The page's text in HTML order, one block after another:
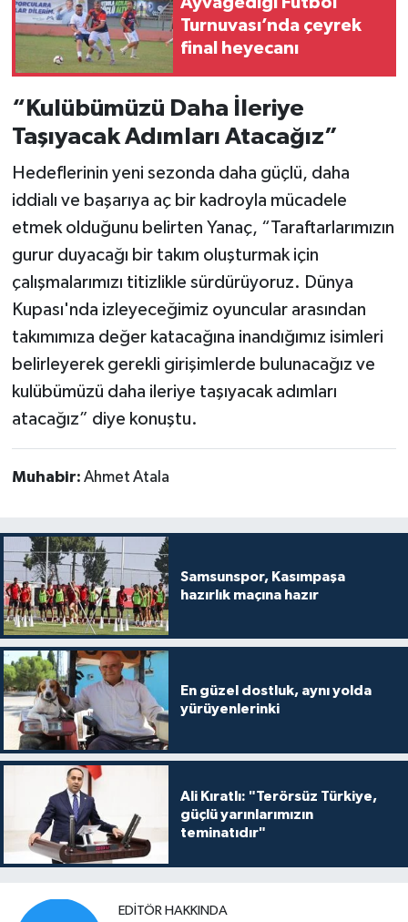
Turnuvası’nda çeyrek
final heyecanı
“Kulübümüzü Daha İleriye
Taşıyacak Adımları Atacağız”
Hedeflerinin yeni sezonda daha güçlü, daha
iddialı ve başarıya aç bir kadroyla mücadele
etmek olduğunu belirten Yanaç, “Taraftarlarımızın
gurur duyacağı bir takım oluşturmak için
çalışmalarımızı titizlikle sürdürüyoruz. Dünya
Kupası'nda izleyeceğimiz oyuncular arasından
takımımıza değer katacağına inandığımız isimleri
belirleyerek gerekli girişimlerde bulunacağız ve
kulübümüzü daha ileriye taşıyacak adımları
atacağız” diye konuştu.
Muhabir: Ahmet Atala
Samsunspor, Kasımpaşa
hazırlık maçına hazır
En güzel dostluk, aynı yolda
yürüyenlerinki
Ali Kıratlı: "Terörsüz Türkiye,
güçlü yarınlarımızın
teminatıdır"
EDITÖR HAKKINDA